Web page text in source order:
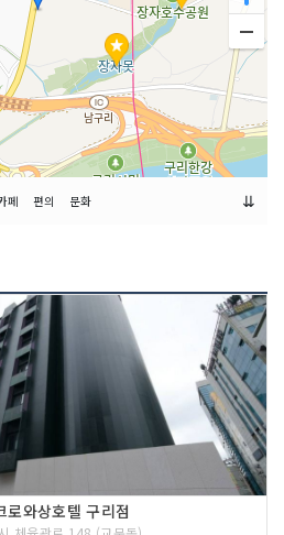
페 편의 문화 ⇊
로와상호텔 구리점